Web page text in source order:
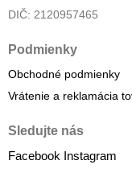
DIČ: 2120957465
Podmienky
Obchodné podmienky
Vrátenie a reklamácia
Sledujte nás
Facebook Instagram